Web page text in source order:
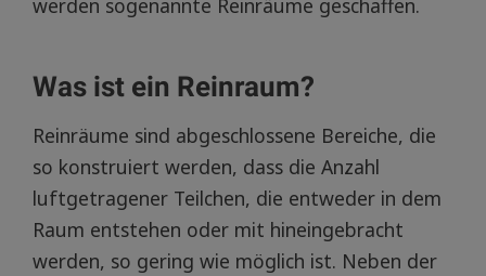
werden sogenannte Reinräume geschaffen.
Was ist ein Reinraum?
Reinräume sind abgeschlossene Bereiche, die
so konstruiert werden, dass die Anzahl
luftgetragener Teilchen, die entweder in dem
Raum entstehen oder mit hineingebracht
werden, so gering wie möglich ist. Neben der